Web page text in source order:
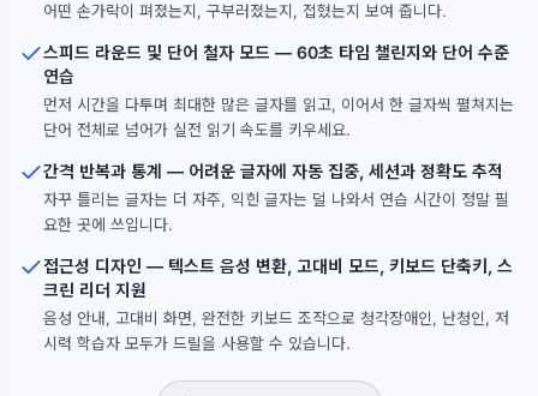
어떤 손가락이 펴졌는지, 구부러졌는지, 접혔는지 보여 줍니다.
스피드 라운드 및 단어 철자 모드 — 60초 타임 챌린지와 단어 수준
연습
먼저 시간을 다투며 최대한 많은 글자를 읽고, 이어서 한 글자씩 펼쳐지는
단어 전체로 넘어가 실전 읽기 속도를 키우세요.
간격 반복과 통계 — 어려운 글자에 자동 집중, 세션과 정확도 추적
자꾸 틀리는 글자는 더 자주, 익힌 글자는 덜 나와서 연습 시간이 정말 필
요한 곳에 쓰입니다.
접근성 디자인 — 텍스트 음성 변환, 고대비 모드, 키보드 단축키, 스
크린 리더 지원
음성 안내, 고대비 화면, 완전한 키보드 조작으로 청각장애인, 난청인, 저
시력 학습자 모두가 드릴을 사용할 수 있습니다.